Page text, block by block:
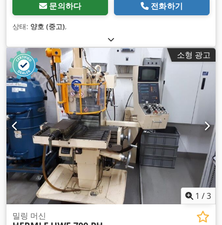
문의하다 전화하기
상태: 양호 (중고),
소형 광고
1 /3
밀링 머신